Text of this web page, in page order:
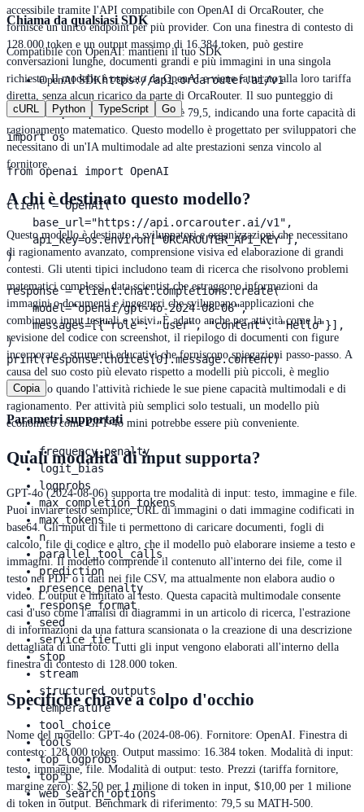
accessibile tramite l'API compatibile con OpenAI di OrcaRouter, che
fornisce un unico endpoint per più provider. Con una finestra di contesto di
128.000 token e un output massimo di 16.384 token, può gestire
conversazioni lunghe, documenti grandi e più immagini in una singola
richiesta. Il modello è ospitato da OpenAI e viene fatturato alla loro tariffa
diretta, senza alcun ricarico da parte di OrcaRouter. Il suo punteggio di
riferimento principale su MATH-500 è 79,5, indicando una forte capacità di
ragionamento matematico. Questo modello è progettato per sviluppatori che
necessitano di un'IA multimodale ad alte prestazioni senza vincolo al
fornitore.
A chi è destinato questo modello?
Questo modello è destinato a sviluppatori e organizzazioni che necessitano
di ragionamento avanzato, comprensione visiva ed elaborazione di grandi
contesti. Gli utenti tipici includono team di ricerca che risolvono problemi
matematici complessi, data scientist che estraggono informazioni da
immagini o documenti e ingegneri che sviluppano applicazioni che
combinano input testuali e visivi. È adatto anche per attività come la
revisione del codice con screenshot, il riepilogo di documenti con figure
incorporate e strumenti educativi che forniscono spiegazioni passo-passo. A
causa del suo costo più elevato rispetto a modelli più piccoli, è meglio
utilizzarlo quando l'attività richiede le sue piene capacità multimodali e di
ragionamento. Per attività più semplici solo testuali, un modello più
economico come GPT-4o mini potrebbe essere più conveniente.
Quali modalità di input supporta?
GPT-4o (2024-08-06) supporta tre modalità di input: testo, immagine e file.
Puoi inviare testo semplice, URL di immagini o dati immagine codificati in
base64. Gli input di file ti permettono di caricare documenti, fogli di
calcolo, file di codice e altro, che il modello può elaborare insieme a testo e
immagini. Il modello comprende il contenuto all'interno dei file, come il
testo nei PDF o i dati nei file CSV, ma attualmente non elabora audio o
video. L'output è limitato al testo. Questa capacità multimodale consente
casi d'uso come l'analisi di diagrammi in un articolo di ricerca, l'estrazione
di informazioni da una fattura scansionata o la creazione di una descrizione
dettagliata di una foto. Tutti gli input vengono elaborati all'interno della
finestra di contesto di 128.000 token.
Specifiche chiave a colpo d'occhio
Nome del modello: GPT-4o (2024-08-06). Fornitore: OpenAI. Finestra di
contesto: 128.000 token. Output massimo: 16.384 token. Modalità di input:
testo, immagine, file. Modalità di output: testo. Prezzi (tariffa fornitore,
margine zero): $2,50 per 1 milione di token in input, $10,00 per 1 milione
di token in output. Benchmark di riferimento: 79,5 su MATH-500.
Chiama da qualsiasi SDK
Compatibile con OpenAI: mantieni il tuo SDK
OpenAI SDKhttps://api.orcarouter.ai/v1
cURL Python TypeScript Go
import os
from openai import OpenAI
client = OpenAI(
    base_url="https://api.orcarouter.ai/v1",
    api_key=os.environ["ORCAROUTER_API_KEY"],
)
response = client.chat.completions.create(
    model="openai/gpt-4o-2024-08-06",
    messages=[{"role": "user", "content": "Hello"}],
)
print(response.choices[0].message.content)
Copia
Parametri supportati
frequency_penalty
logit_bias
logprobs
max_completion_tokens
max_tokens
n
parallel_tool_calls
prediction
presence_penalty
response_format
seed
service_tier
stop
stream
structured_outputs
temperature
tool_choice
tools
top_logprobs
top_p
web_search_options